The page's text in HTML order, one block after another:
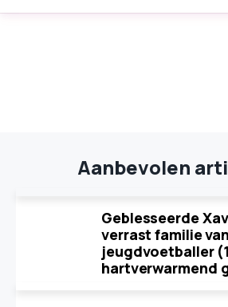
Aanbevolen
Geblesseerde
verrast familie
jeugdvoetballer
hartverwarmend